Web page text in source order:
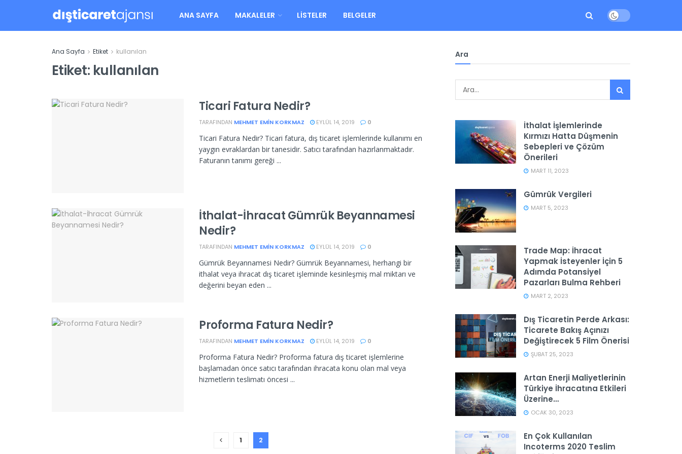
ANA SAYFA MAKALELER LISTELER BELGELER
Ana Sayfa Etiket kullanılan
Etiket: kullanılan
Ticari Fatura Nedir?
TARAFINDAN MEHMET EMIN KORKMAZ EYLÜL 14, 2019 0
Ticari Fatura Nedir? Ticari fatura, dış ticaret işlemlerinde kullanımı en
yaygın evraklardan bir tanesidir. Satıcı tarafından hazırlanmaktadır.
Faturanın tanımı gereği ...
İthalat-İhracat Gümrük Beyannamesi
Nedir?
TARAFINDAN MEHMET EMIN KORKMAZ EYLÜL 14, 2019 0
Gümrük Beyannamesi Nedir? Gümrük Beyannamesi, herhangi bir
ithalat veya ihracat dış ticaret işleminde kesinleşmiş mal miktarı ve
değerini beyan eden ...
Proforma Fatura Nedir?
TARAFINDAN MEHMET EMIN KORKMAZ EYLÜL 14, 2019 0
Proforma Fatura Nedir? Proforma fatura dış ticaret işlemlerine
başlamadan önce satıcı tarafından ihracata konu olan mal veya
hizmetlerin teslimatı öncesi ...
1 2
Ara
İthalat İşlemlerinde
Kırmızı Hatta Düşmenin
Sebepleri ve Çözüm
Önerileri
MART 11, 2023
Gümrük Vergileri
MART 5, 2023
Trade Map: İhracat
Yapmak İsteyenler İçin 5
Adımda Potansiyel
Pazarları Bulma Rehberi
MART 2, 2023
Dış Ticaretin Perde Arkası:
Ticarete Bakış Açınızı
Değiştirecek 5 Film Önerisi
ŞUBAT 25, 2023
Artan Enerji Maliyetlerinin
Türkiye İhracatına Etkileri
Üzerine…
OCAK 30, 2023
En Çok Kullanılan
Incoterms 2020 Teslim